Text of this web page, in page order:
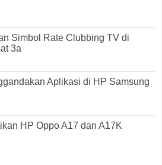
Simbol Rate Clubbing TV di
3a
Aplikasi di HP Samsung
HP Oppo A17 dan A17K